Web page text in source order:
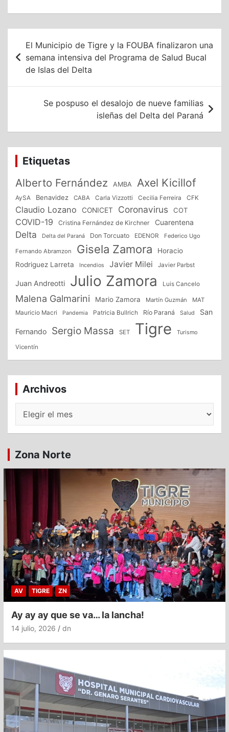
Navegación
de
entradas
El Municipio de Tigre y la FOUBA finalizaron una
semana intensiva del Programa de Salud Bucal
de Islas del Delta
Se pospuso el desalojo de nueve familias
isleñas del Delta del Paraná
Etiquetas
Alberto Fernández AMBA Axel Kicillof
AySA Benavidez CABA Carla Vizzotti Cecilia Ferreira CFK
Claudio Lozano CONICET Coronavirus COT
COVID-19 Cristina Fernández de Kirchner Cuarentena
Delta Delta del Paraná Don Torcuato EDENOR Federico Ugo
Fernando Abramzon Gisela Zamora
Horacio
Rodriguez Larreta
Incendios Javier Milei Javier Parbst
Juan Andreotti Julio Zamora Luis Cancelo
Malena Galmarini Mario Zamora Martín Guzmán
MAT
Mauricio Macri
Pandemia Patricia Bullrich Río Paraná Salud San
Fernando Sergio Massa SET Tigre Turismo
Vicentín
Archivos
Zona Norte
AV TIGRE ZN
Ay ay ay que se va… la lancha!
14 julio, 2026 dn